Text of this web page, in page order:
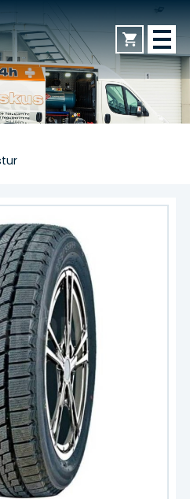
Maastur
Veoauto
Kaubik
tööstus
Veljed
VELJED